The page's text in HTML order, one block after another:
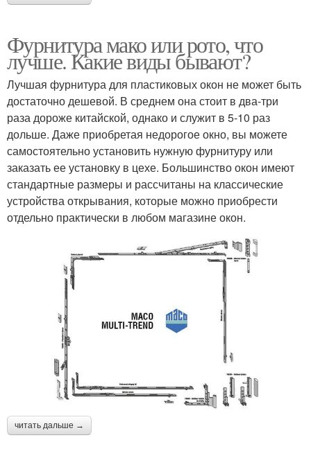
Фурнитура мако или рото, что
лучше. Какие виды бывают?
Лучшая фурнитура для пластиковых окон не может быть
достаточно дешевой. В среднем она стоит в два-три
раза дороже китайской, однако и служит в 5-10 раз
дольше. Даже приобретая недорогое окно, вы можете
самостоятельно установить нужную фурнитуру или
заказать ее установку в цехе. Большинство окон имеют
стандартные размеры и рассчитаны на классические
устройства открывания, которые можно приобрести
отдельно практически в любом магазине окон.
читать дальше →